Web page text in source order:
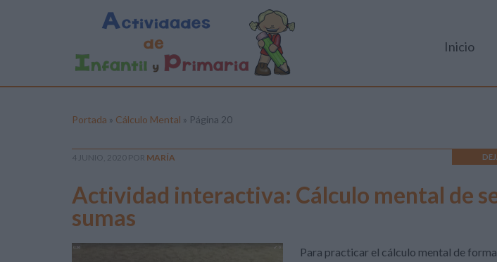
Inicio
Portada » Cálculo Mental » Página 20
4 JUNIO, 2020 POR MARÍA
Actividad interactiva: Cálculo mental de
sumas
Para practicar el cálculo mental de